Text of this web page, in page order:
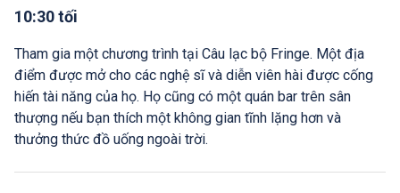
10:30 tối
Tham gia một chương trình tại Câu lạc bộ Fringe. Một địa
điểm được mở cho các nghệ sĩ và diễn viên hài được cống
hiến tài năng của họ. Họ cũng có một quán bar trên sân
thượng nếu bạn thích một không gian tĩnh lặng hơn và
thưởng thức đồ uống ngoài trời.